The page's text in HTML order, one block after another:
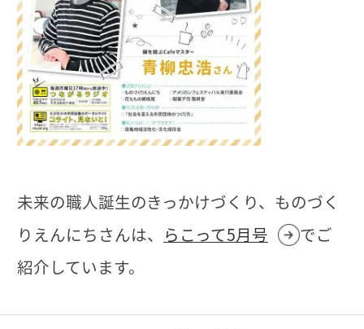
未来の職人誕生のきっかけづくり、ものづく
りえんにちさんは、 らこって5月号
でご
紹介しています。